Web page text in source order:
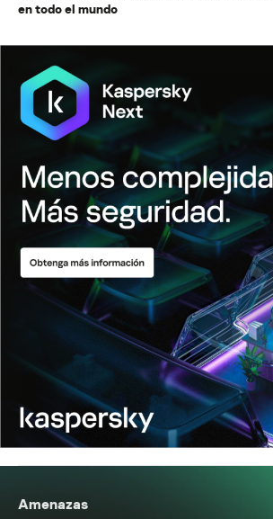
en todo el mundo
Amenazas